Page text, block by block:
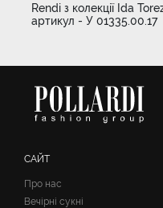
Rendi з колекції Ida
артикул - У 01335.00.17
САЙТ
Про нас
Вечірні сукні